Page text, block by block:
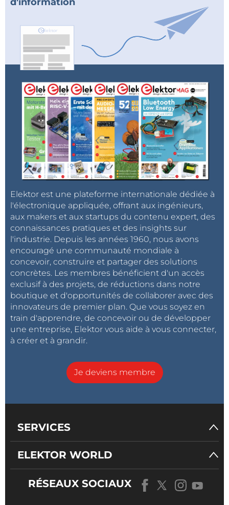
Elektor est une plateforme internationale dédiée à
l'électronique appliquée, offrant aux ingénieurs,
aux makers et aux startups du contenu expert, des
connaissances pratiques et des insights sur
l'industrie. Depuis les années 1960, nous avons
encouragé une communauté mondiale à
concevoir, construire et partager des solutions
concrètes. Les membres bénéficient d'un accès
exclusif à des projets, de réductions dans notre
boutique et d'opportunités de collaborer avec des
innovateurs de premier plan. Que vous soyez en
train d'apprendre, de concevoir ou de développer
une entreprise, Elektor vous aide à vous connecter,
à créer et à grandir.
Je deviens membre
SERVICES
ELEKTOR WORLD
RÉSEAUX SOCIAUX